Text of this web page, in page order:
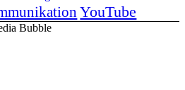
YouTube
Bubble